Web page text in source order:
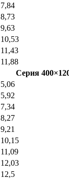
7,84
8,73
9,63
10,53
11,43
11,88
Серия
5,06
5,92
7,34
8,27
9,21
10,15
11,09
12,03
12,5